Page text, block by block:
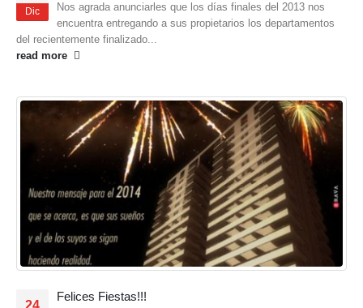
Dic
Nos agrada anunciarles que los días finales del 2013 nos
encuentra entregando a sus propietarios los departamentos
del recientemente finalizado...
read more
24
Felices Fiestas!!!